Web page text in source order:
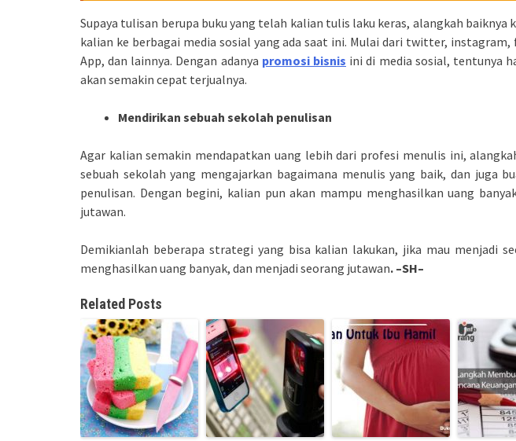
Supaya tulisan berupa buku yang telah kalian tulis laku keras, alangkah baiknya
kalian ke berbagai media sosial yang ada saat ini. Mulai dari twitter, instagram,
App, dan lainnya. Dengan adanya promosi bisnis ini di media sosial, tentunya
akan semakin cepat terjualnya.
Mendirikan sebuah sekolah penulisan
Agar kalian semakin mendapatkan uang lebih dari profesi menulis ini,
sebuah sekolah yang mengajarkan bagaimana menulis yang baik, dan juga
penulisan. Dengan begini, kalian pun akan mampu menghasilkan uang
jutawan.
Demikianlah beberapa strategi yang bisa kalian lakukan, jika mau menjadi
menghasilkan uang banyak, dan menjadi seorang jutawan. –SH–
Related Posts